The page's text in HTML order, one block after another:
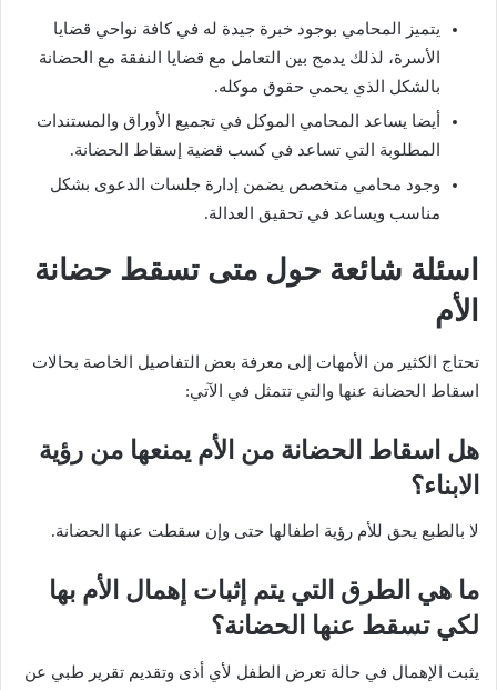
يتميز المحامي بوجود خبرة جيدة له في كافة نواحي قضايا
الأسرة، لذلك يدمج بين التعامل مع قضايا النفقة مع الحضانة
بالشكل الذي يحمي حقوق موكله.
أيضا يساعد المحامي الموكل في تجميع الأوراق والمستندات
المطلوبة التي تساعد في كسب قضية إسقاط الحضانة.
وجود محامي متخصص يضمن إدارة جلسات الدعوى بشكل
مناسب ويساعد في تحقيق العدالة.
اسئلة شائعة حول متى تسقط حضانة
الأم
تحتاج الكثير من الأمهات إلى معرفة بعض التفاصيل الخاصة بحالات
اسقاط الحضانة عنها والتي تتمثل في الآتي:
هل اسقاط الحضانة من الأم يمنعها من رؤية
الابناء؟
لا بالطبع يحق للأم رؤية اطفالها حتى وإن سقطت عنها الحضانة.
ما هي الطرق التي يتم إثبات إهمال الأم بها
لكي تسقط عنها الحضانة؟
يثبت الإهمال في حالة تعرض الطفل لأي أذى وتقديم تقرير طبي عن